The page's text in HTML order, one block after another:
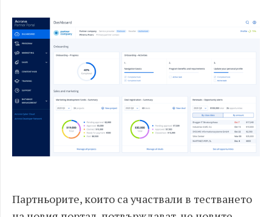
Партньорите, които са участвали в тестването